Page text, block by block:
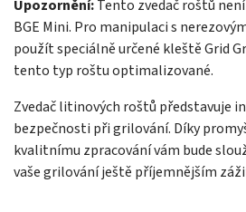
Upozornění:Tento zvedač roštů
BGE Mini. Pro manipulaci s
použít speciálně určené kleště Grid
tento typ roštu optimalizované.
Zvedač litinových roštů představuje
bezpečnosti při grilování. Díky
kvalitnímu zpracování vám bude
vaše grilování ještě příjemnějším